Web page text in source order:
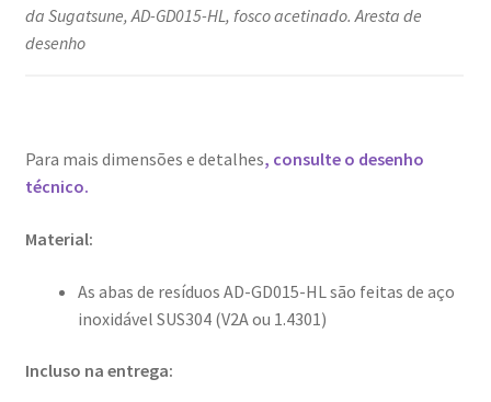
da Sugatsune, AD-GD015-HL, fosco acetinado. Aresta de
desenho
Para mais dimensões e detalhes, consulte o desenho
técnico.
Material:
As abas de resíduos AD-GD015-HL são feitas de aço
inoxidável SUS304 (V2A ou 1.4301)
Incluso na entrega: